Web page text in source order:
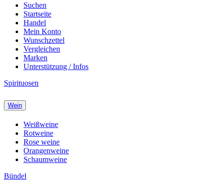
Suchen
Startseite
Handel
Mein Konto
Wunschzettel
Vergleichen
Marken
Unterstützung / Infos
Spirituosen
Wein
Weißweine
Rotweine
Rose weine
Orangenweine
Schaumweine
Bündel